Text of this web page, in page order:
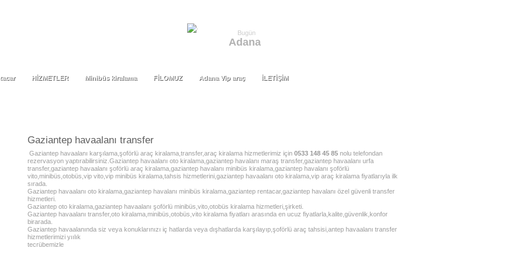
HİZMETLER
HİZMETLER Minibüs kiralama
Minibüs kiralama FİLOMUZ
FİLOMUZ Adana Vip araç
Adana Vip araç İLETİŞİM
İLETİŞİM
Bugün
Adana
Gaziantep havaalanı transfer
Gaziantep havaalanı karşılama,şoförlü araç kiralama,transfer,araç kiralama hizmetlerimiz için 0533 148 45 85 nolu telefondan
rezervasyon yaptırabilirsiniz.Gaziantep havaalanı oto kiralama,gaziantep havalanı maraş transfer,gaziantep havaalanı urfa
transfer,gaziantep havaalanı şoförlü araç kiralama,gaziantep havalanı minibüs kiralama,gaziantep havalanı şoförlü
vito,minibüs,otobüs,vip vito,vip minibüs kiralama,tahsis hizmetlerini,gaziantep havaalanı oto kiralama,vip araç kiralama fiyatlarıyla ilk
sırada.
Gaziantep havaalanı oto kiralama,gaziantep havalanı minibüs kiralama,gaziantep rentacar,gaziantep havalanı özel güvenli transfer
hizmetleri.
Gaziantep oto kiralama,gaziantep havaalanı şoförlü minibüs,vito,otobüs kiralama hizmetleri,şirketi.
Gaziantep havaalanı transfer,oto kiralama,minibüs,otobüs,vito kiralama fiyatları arasında en ucuz fiyatlarla,kalite,güvenlik,konfor
birarada.
Gaziantep havaalanında siz veya konuklarınızı iç hatlarda veya dışhatlarda karşılayıp,şoförlü araç tahsisi,antep havaalanı transfer
hizmetlerimizi yıılık
tecrübemizle